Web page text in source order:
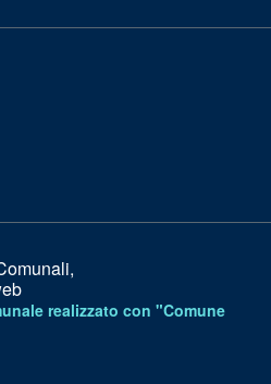
realizzato con "Comune